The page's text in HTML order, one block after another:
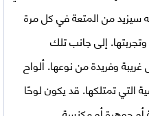
سيزيد من المتعة في كل مرة
إلى جانب تلك
وفريدة من نوعها. ألواح
التي تمتلكها. قد يكون لوحًا